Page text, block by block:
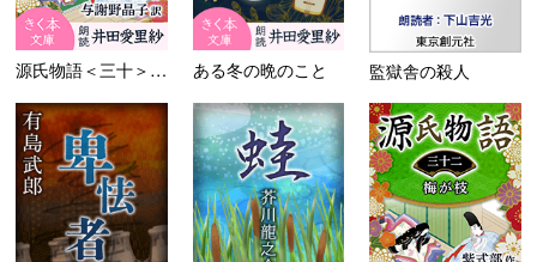
源氏物語＜三十＞藤袴 ある冬の晩のこと 監獄舎の殺人